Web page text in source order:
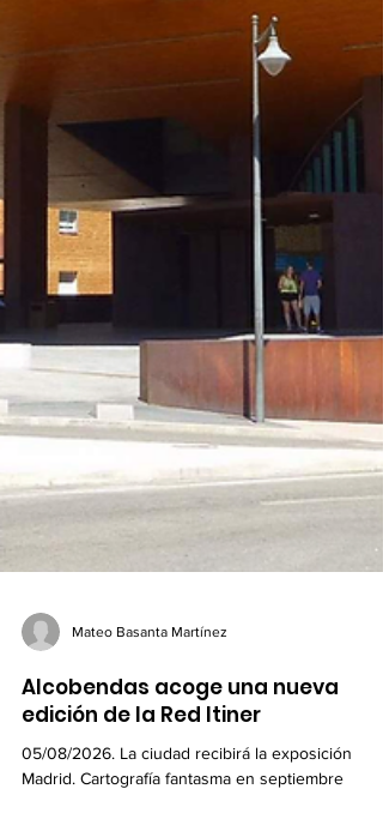
Alcobendas acoge una nueva
edición de la Red Itiner
05/08/2026. La ciudad recibirá la exposición